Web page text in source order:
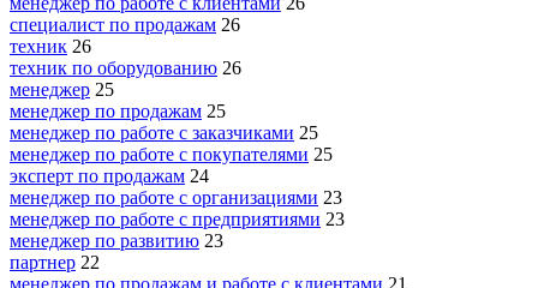
специалист по продажам 26
техник 26
техник по оборудованию 26
менеджер 25
менеджер по продажам 25
менеджер по работе с заказчиками 25
менеджер по работе с покупателями 25
эксперт по продажам 24
менеджер по работе с организациями 23
менеджер по работе с предприятиями 23
менеджер по развитию 23
партнер 22